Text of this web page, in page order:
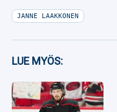
JANNE LAAKKONEN
LUE MYÖS: